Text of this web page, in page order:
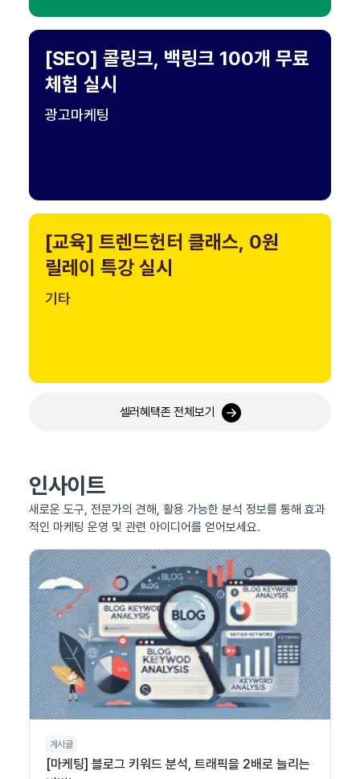
[SEO] 콜링크, 백링크 100개 무료
체험 실시
광고마케팅
[교육] 트렌드헌터 클래스, 0원
릴레이 특강 실시
기타
셀러혜택존 전체보기
인사이트
새로운 도구, 전문가의 견해, 활용 가능한 분석 정보를 통해 효과
적인 마케팅 운영 및 관련 아이디어를 얻어보세요.
게시글
[마케팅] 블로그 키워드 분석, 트래픽을 2배로 늘리는